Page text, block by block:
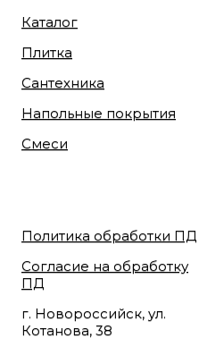
Каталог
Плитка
Сантехника
Напольные покрытия
Смеси
Политика обработки ПД
Согласие на обработку
ПД
г. Новороссийск, ул.
Котанова, 38